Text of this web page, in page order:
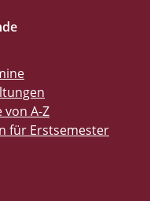
von A-Z
für Erstsemester